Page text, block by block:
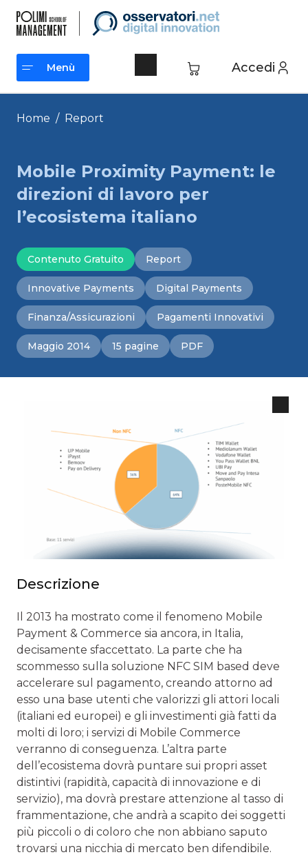
contenuto
Accedi
Menù
Menù
Home / Report
Mobile Proximity Payment: le
direzioni di lavoro per
l’ecosistema italiano
Contenuto Gratuito Report
Innovative Payments Digital Payments
Finanza/Assicurazioni Pagamenti Innovativi
Maggio 2014 15 pagine PDF
Descrizione
Il 2013 ha mostrato come il fenomeno Mobile
Payment & Commerce sia ancora, in Italia,
decisamente sfaccettato. La parte che ha
scommesso sulla soluzione NFC SIM based deve
accelerare sul pagamento, creando attorno ad
esso una base utenti che valorizzi gli attori locali
(italiani ed europei) e gli investimenti già fatti da
molti di loro; i servizi di Mobile Commerce
verranno di conseguenza. L’altra parte
dell’ecosistema dovrà puntare sui propri asset
distintivi (rapidità, capacità di innovazione e di
servizio), ma dovrà prestare attenzione al tasso di
frammentazione, che andrà a scapito dei soggetti
più piccoli o di coloro che non abbiano saputo
trovarsi una nicchia di mercato ben difendibile.